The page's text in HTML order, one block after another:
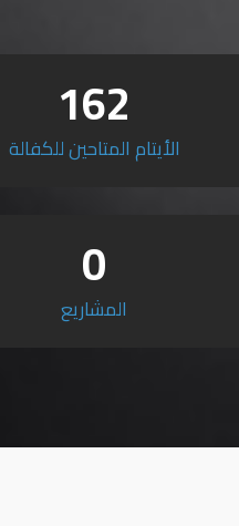
162
الأيتام المتاحين للكفالة
0
المشاريع